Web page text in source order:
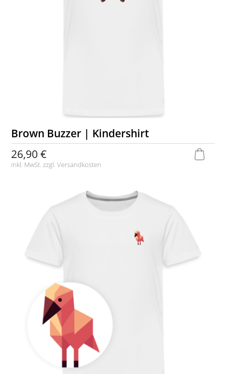
Brown Buzzer | Kindershirt
26,90 €
inkl. MwSt. zzgl.Versandkosten